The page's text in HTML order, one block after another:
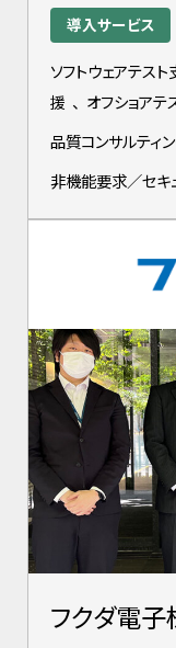
導入サービス
ソフトウェアテスト
援 、 オフショアテ
品質コンサルティ
非機能要求／セキ
フクダ電